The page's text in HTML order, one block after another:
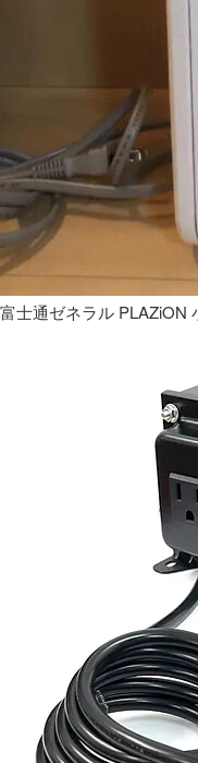
富士通ゼネラル PLAZiON